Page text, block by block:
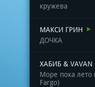
кружева
МАКСИ ГРИН
ДОЧКА
ХАБИБ & VAVAN
Море пока лето
Fargo)